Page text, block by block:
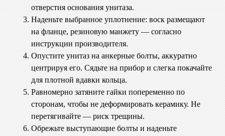
отверстия основания унитаза.
Наденьте выбранное уплотнение: воск размещают
на фланце, резиновую манжету — согласно
инструкции производителя.
Опустите унитаз на анкерные болты, аккуратно
центрируя его. Сядьте на прибор и слегка покачайте
для плотной вдавки кольца.
Равномерно затяните гайки попеременно по
сторонам, чтобы не деформировать керамику. Не
перетягивайте — риск трещины.
Обрежьте выступающие болты и наденьте